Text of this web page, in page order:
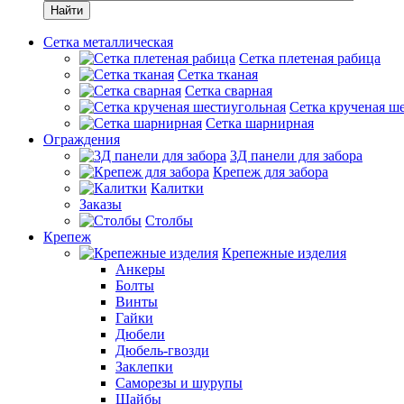
Найти
Сетка металлическая
Сетка плетеная рабица
Сетка тканая
Сетка сварная
Сетка крученая
Сетка шарнирная
Ограждения
3Д панели для забора
Крепеж для забора
Калитки
Заказы
Столбы
Крепеж
Крепежные изделия
Анкеры
Болты
Винты
Гайки
Дюбели
Дюбель-гвозди
Заклепки
Саморезы и шурупы
Шайбы